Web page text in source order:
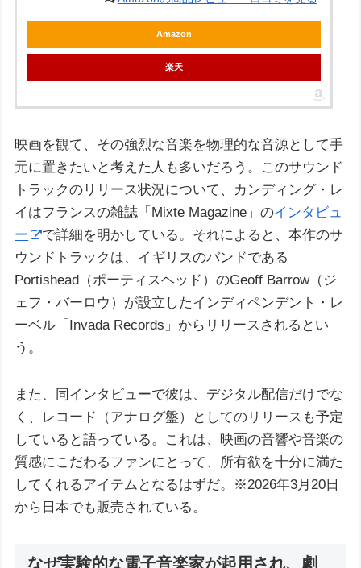
Amazon
楽天
映画を観て、その強烈な音楽を物理的な音源として手
元に置きたいと考えた人も多いだろう。このサウンド
トラックのリリース状況について、カンディング・レ
イはフランスの雑誌「Mixte Magazine」のインタビュ
ー
で詳細を明かしている。それによると、本作のサ
ウンドトラックは、イギリスのバンドである
Portishead（ポーティスヘッド）のGeoff Barrow（ジ
ェフ・バーロウ）が設立したインディペンデント・レ
ーベル「Invada Records」からリリースされるとい
う。
また、同インタビューで彼は、デジタル配信だけでな
く、レコード（アナログ盤）としてのリリースも予定
していると語っている。これは、映画の音響や音楽の
質感にこだわるファンにとって、所有欲を十分に満た
してくれるアイテムとなるはずだ。※2026年3月20日
から日本でも販売されている。
なぜ実験的な電子音楽家が起用され、劇